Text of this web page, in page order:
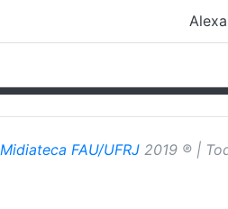
Midiateca FAU/UFRJ2019 ® |